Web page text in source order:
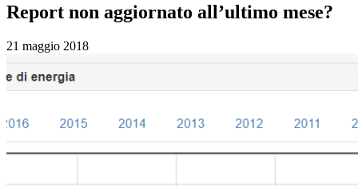
Report non aggiornato all’ultimo mese?
21 maggio 2018